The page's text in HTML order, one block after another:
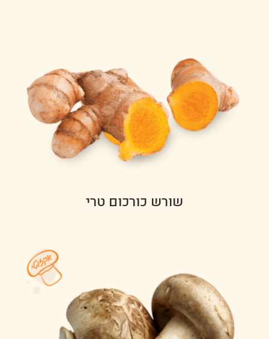
שורש כורכום טרי